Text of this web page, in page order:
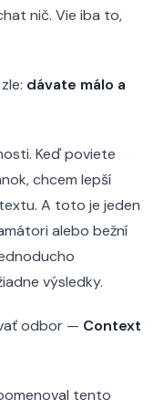
nič. Vie iba to,
dávate málo a
Keď poviete
chcem lepší
A toto je jeden
alebo bežní
výsledky.
odbor — Context
tento